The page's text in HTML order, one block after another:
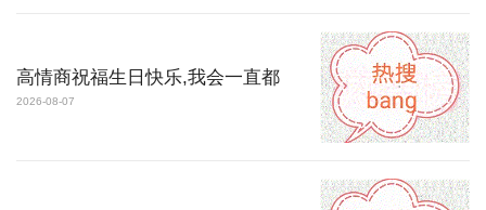
高情商祝福生日快乐,我会一直都
2026-08-07